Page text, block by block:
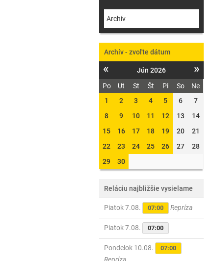
Archív
Archív - zvoľte dátum
« Jún 2026 »
Po Ut St Št Pi So
Ne
1
2 3 4 5 6
7
8
9 10 11 12 13
14
15
16 17 18 19 20
21
22
23 24 25 26 27
28
29
30
Reláciu najbližšie vysielame
Piatok 7.08. 07:00 Repríza
Piatok 7.08. 07:00
Pondelok 10.08. 07:00